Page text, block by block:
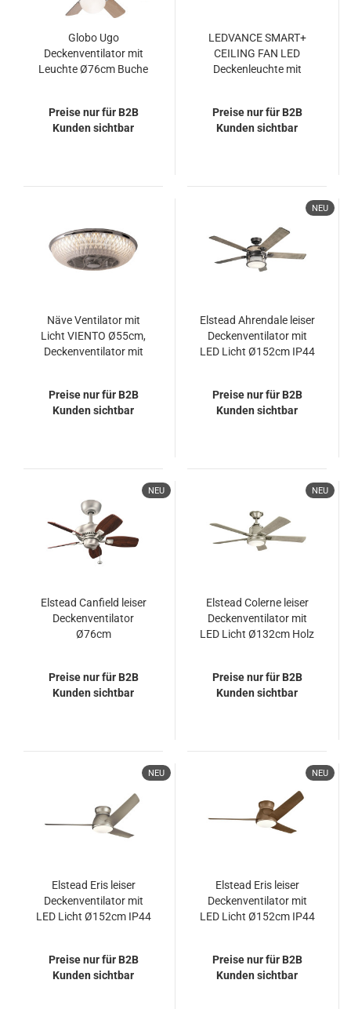
Globo Ugo
Deckenventilator mit
Leuchte Ø76cm Buche
Preise nur für B2B
Kunden sichtbar
LEDVANCE SMART+
CEILING FAN LED
Deckenleuchte mit
+ Fernbedienung grau
Preise nur für B2B
Kunden sichtbar
Näve Ventilator mit
Licht VIENTO Ø55cm,
Deckenventilator mit
Preise nur für B2B
Kunden sichtbar
NEU
Elstead Ahrendale leiser
Deckenventilator mit
LED Licht Ø152cm IP44
Preise nur für B2B
Kunden sichtbar
NEU
Elstead Canfield leiser
Deckenventilator
Ø76cm
Preise nur für B2B
Kunden sichtbar
NEU
Elstead Colerne leiser
Deckenventilator mit
LED Licht Ø132cm Holz
Preise nur für B2B
Kunden sichtbar
NEU
Elstead Eris leiser
Deckenventilator mit
LED Licht Ø152cm IP44
Preise nur für B2B
Kunden sichtbar
NEU
Elstead Eris leiser
Deckenventilator mit
LED Licht Ø152cm IP44
Walnuss
Preise nur für B2B
Kunden sichtbar